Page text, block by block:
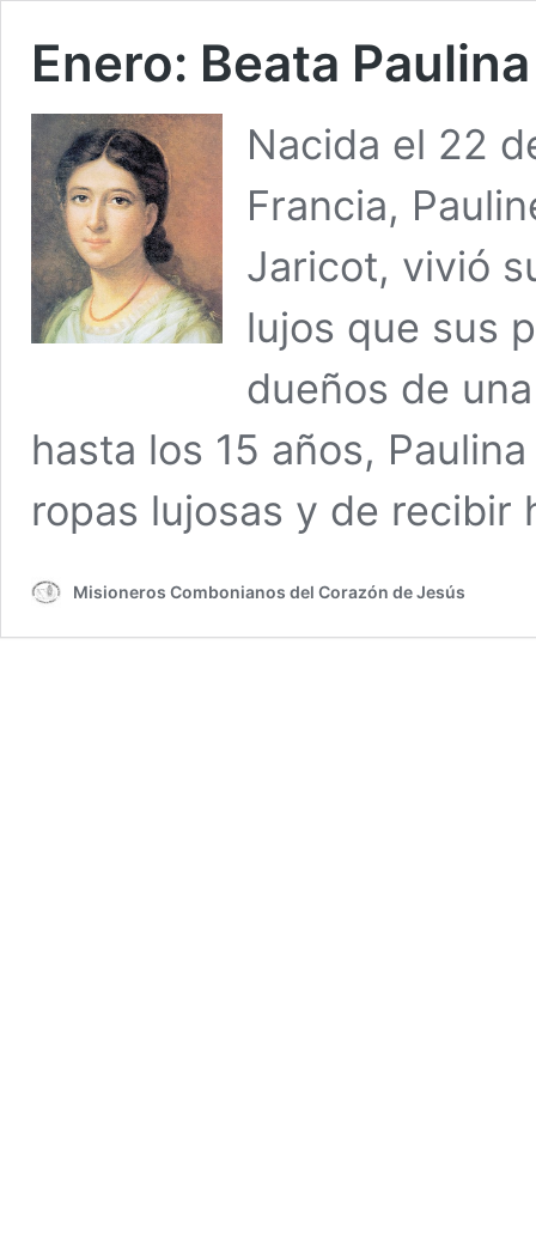
Enero: Beata
Nacida el 22
Francia,
Jaricot, vivió
lujos que sus
dueños de
hasta los 15 años,
ropas lujosas y de
Misioneros Combonianos del Corazón de Jesús